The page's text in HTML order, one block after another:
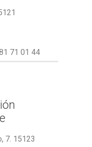
71 01 44
7. 15123